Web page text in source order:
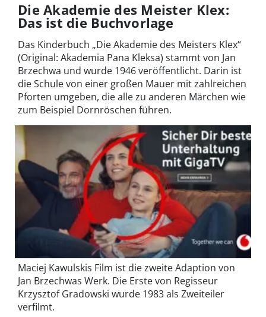
Die Akademie des Meister Klex:
Das ist die Buchvorlage
Das Kinderbuch „Die Akademie des Meisters Klex“
(Original: Akademia Pana Kleksa) stammt von Jan
Brzechwa und wurde 1946 veröffentlicht. Darin ist
die Schule von einer großen Mauer mit zahlreichen
Pforten umgeben, die alle zu anderen Märchen wie
zum Beispiel Dornröschen führen.
Maciej Kawulskis Film ist die zweite Adaption von
Jan Brzechwas Werk. Die Erste von Regisseur
Krzysztof Gradowski wurde 1983 als Zweiteiler
verfilmt.